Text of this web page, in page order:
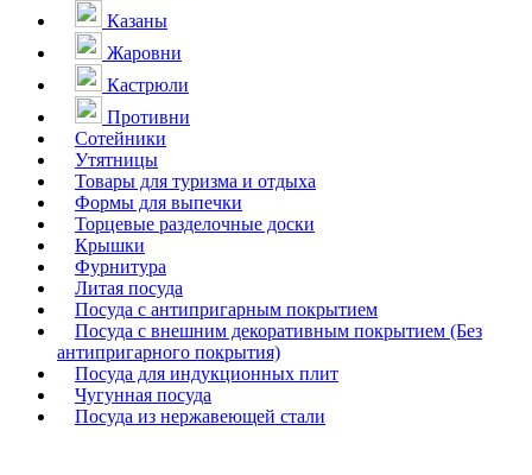
Казаны
Жаровни
Кастрюли
Противни
Сотейники
Утятницы
Товары для туризма и отдыха
Формы для выпечки
Торцевые разделочные доски
Крышки
Фурнитура
Литая посуда
Посуда с антипригарным покрытием
Посуда с внешним декоративным покрытием (Без
антипригарного покрытия)
Посуда для индукционных плит
Чугунная посуда
Посуда из нержавеющей стали